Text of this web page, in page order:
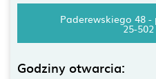
Paderewskiego 48
25-
Godziny otwarcia: